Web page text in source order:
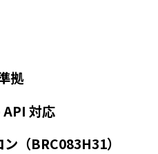
拠
対応
（BRC083H31）